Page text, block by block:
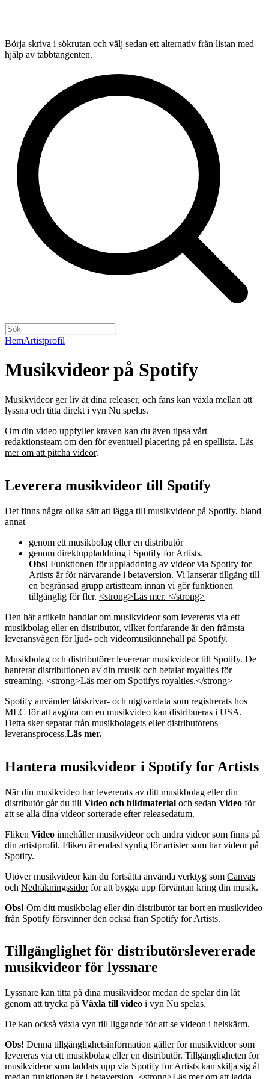
Börja skriva i sökrutan och välj sedan ett alternativ från listan med
hjälp av tabbtangenten.
HemArtistprofil
Musikvideor på Spotify
Musikvideor ger liv åt dina releaser, och fans kan växla mellan att
lyssna och titta direkt i vyn Nu spelas.
Om din video uppfyller kraven kan du även tipsa vårt
redaktionsteam om den för eventuell placering på en spellista. Läs
mer om att pitcha videor.
Leverera musikvideor till Spotify
Det finns några olika sätt att lägga till musikvideor på Spotify, bland
annat
genom ett musikbolag eller en distributör
genom direktuppladdning i Spotify for Artists.
Obs! Funktionen för uppladdning av videor via Spotify for
Artists är för närvarande i betaversion. Vi lanserar tillgång till
en begränsad grupp artistteam innan vi gör funktionen
tillgänglig för fler. <strong>Läs mer. </strong>
Den här artikeln handlar om musikvideor som levereras via ett
musikbolag eller en distributör, vilket fortfarande är den främsta
leveransvägen för ljud- och videomusikinnehåll på Spotify.
Musikbolag och distributörer levererar musikvideor till Spotify. De
hanterar distributionen av din musik och betalar royalties för
streaming. <strong>Läs mer om Spotifys royalties.</strong>
Spotify använder låtskrivar- och utgivardata som registrerats hos
MLC för att avgöra om en musikvideo kan distribueras i USA.
Detta sker separat från musikbolagets eller distributörens
leveransprocess.Läs mer.
Hantera musikvideor i Spotify for Artists
När din musikvideo har levererats av ditt musikbolag eller din
distributör går du till Video och bildmaterial och sedan Video för
att se alla dina videor sorterade efter releasedatum.
Fliken Video innehåller musikvideor och andra videor som finns på
din artistprofil. Fliken är endast synlig för artister som har videor på
Spotify.
Utöver musikvideor kan du fortsätta använda verktyg som Canvas
och Nedräkningssidorför att bygga upp förväntan kring din musik.
Obs! Om ditt musikbolag eller din distributör tar bort en musikvideo
från Spotify försvinner den också från Spotify for Artists.
Tillgänglighet för distributörslevererade
musikvideor för lyssnare
Lyssnare kan titta på dina musikvideor medan de spelar din låt
genom att trycka på Växla till video i vyn Nu spelas.
De kan också växla vyn till liggande för att se videon i helskärm.
Obs! Denna tillgänglighetsinformation gäller för musikvideor som
levereras via ett musikbolag eller en distributör. Tillgängligheten för
musikvideor som laddats upp via Spotify for Artists kan skilja sig åt